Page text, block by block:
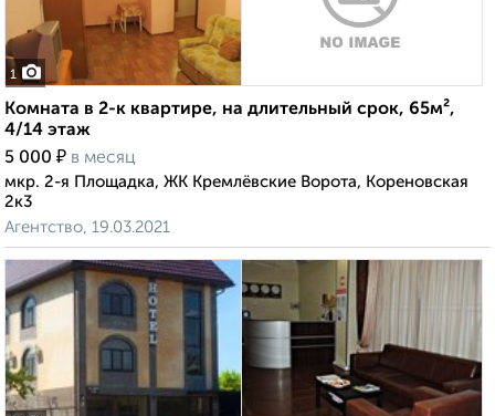
1
Комната в 2-к квартире, на длительный срок, 65м²,
4/14 этаж
5 000 ₽ в месяц
мкр. 2-я Площадка, ЖК Кремлёвские Ворота, Кореновская
2к3
Агентство, 19.03.2021